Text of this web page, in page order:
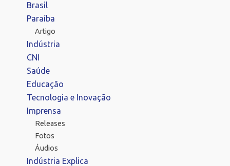
Brasil
Paraíba
Artigo
Indústria
CNI
Saúde
Educação
Tecnologia e Inovação
Imprensa
Releases
Fotos
Áudios
Indústria Explica